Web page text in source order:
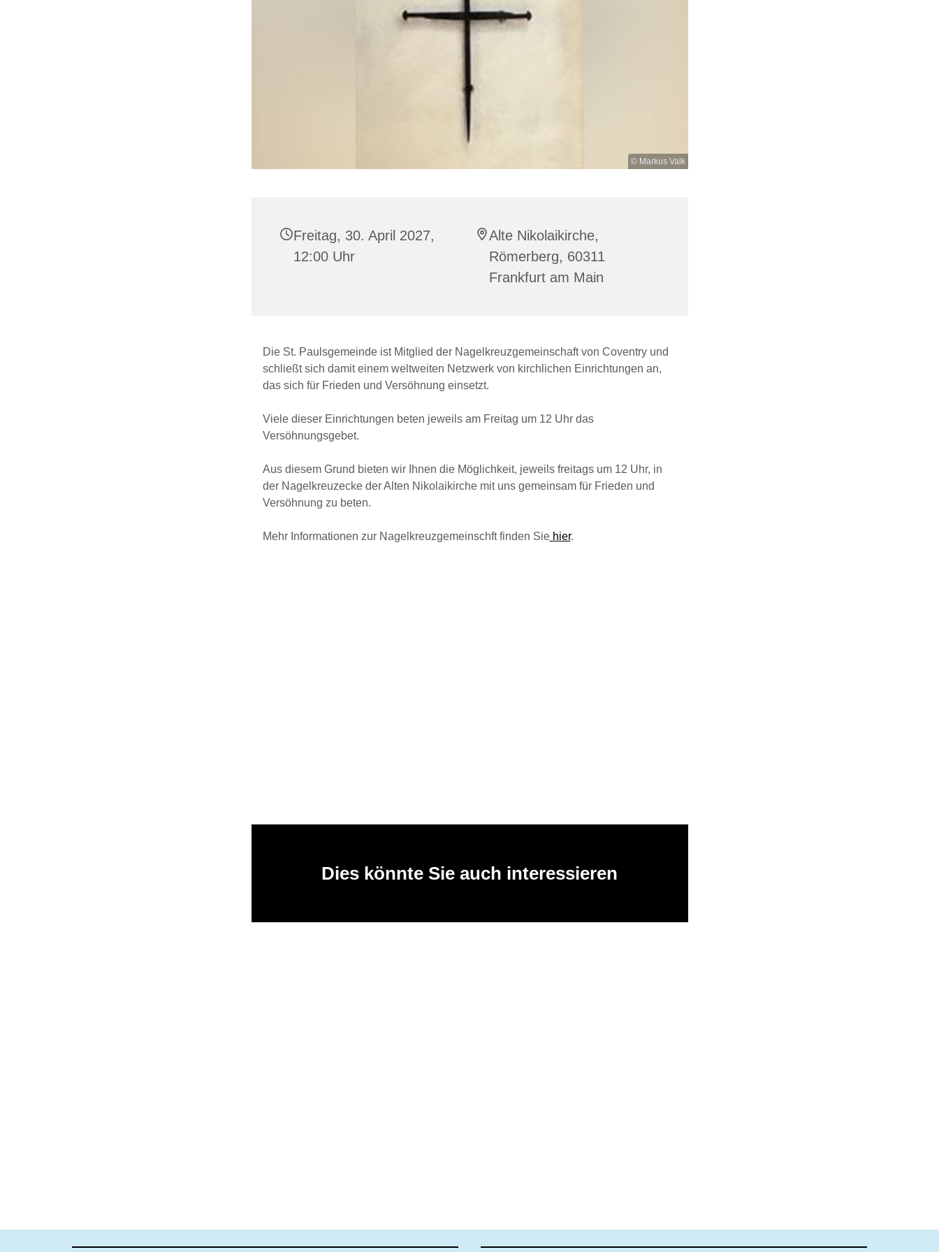
© Markus Valk
Freitag, 30. April 2027,
12:00 Uhr
Alte Nikolaikirche,
Römerberg, 60311
Frankfurt am Main
Die St. Paulsgemeinde ist Mitglied der Nagelkreuzgemeinschaft von Coventry und
schließt sich damit einem weltweiten Netzwerk von kirchlichen Einrichtungen an,
das sich für Frieden und Versöhnung einsetzt.
Viele dieser Einrichtungen beten jeweils am Freitag um 12 Uhr das
Versöhnungsgebet.
Aus diesem Grund bieten wir Ihnen die Möglichkeit, jeweils freitags um 12 Uhr, in
der Nagelkreuzecke der Alten Nikolaikirche mit uns gemeinsam für Frieden und
Versöhnung zu beten.
Mehr Informationen zur Nagelkreuzgemeinschft finden Siehier.
Dies könnte Sie auch interessieren